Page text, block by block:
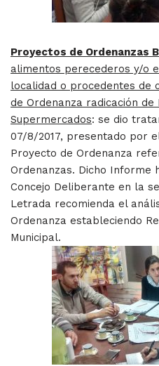
Proyectos de Ordenanzas
alimentos perecederos y/o
localidad o procedentes de
de Ordenanza radicación
Supermercados: se dio
07/8/2017, presentado por
Proyecto de Ordenanza
Ordenanzas. Dicho Informe
Concejo Deliberante en la
Letrada recomienda el
Ordenanza estableciendo
Municipal.